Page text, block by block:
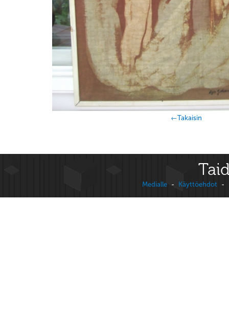
←Takaisin
Medialle - Käyttöehdot -